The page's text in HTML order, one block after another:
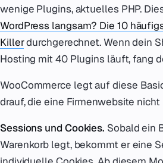
wenige Plugins, aktuelles PHP.
WordPress langsam? Die 10
Killerdurchgerechnet. Wenn dein
Hosting mit 40 Plugins läuft, fang
WooCommerce legt auf diese
drauf, die eine Firmenwebsite nicht
Sessions und Cookies. Sobald ein
Warenkorb legt, bekommt er eine